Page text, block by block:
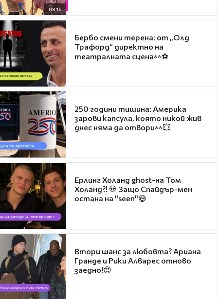
08:16
Бербо смени терена: от „Олд
Трафорд“ директно на
театралната сцена👀⚽
250 години тишина: Америка
зарови капсула, която никой жив
днес няма да отвори👀💥
Ерлинг Холанд ghost-на Том
Холанд?! 💀 Защо Спайдър-мен
остана на "seen"😅
Втори шанс за любовта? Ариана
Гранде и Рики Алварес отново
заедно!😍